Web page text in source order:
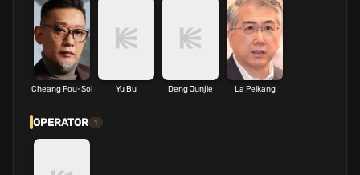
Cheang Pou-Soi Yu Bu Deng Junjie La Peikang
OPERATOR 1